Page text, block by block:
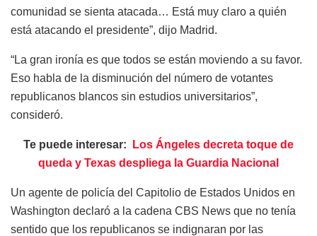
comunidad se sienta atacada… Está muy claro a quién
está atacando el presidente”, dijo Madrid.
“La gran ironía es que todos se están moviendo a su favor.
Eso habla de la disminución del número de votantes
republicanos blancos sin estudios universitarios”,
consideró.
Te puede interesar:
Los Ángeles decreta toque de
queda y Texas despliega la Guardia Nacional
Un agente de policía del Capitolio de Estados Unidos en
Washington declaró a la cadena CBS News que no tenía
sentido que los republicanos se indignaran por las